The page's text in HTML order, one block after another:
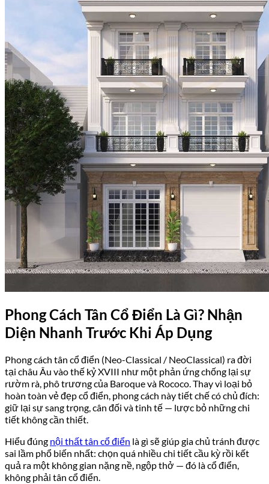
Phong Cách Tân Cổ Điển Là Gì? Nhận
Diện Nhanh Trước Khi Áp Dụng
Phong cách tân cổ điển (Neo-Classical / NeoClassical) ra đời
tại châu Âu vào thế kỷ XVIII như một phản ứng chống lại sự
rườm rà, phô trương của Baroque và Rococo. Thay vì loại bỏ
hoàn toàn vẻ đẹp cổ điển, phong cách này tiết chế có chủ đích:
giữ lại sự sang trọng, cân đối và tinh tế — lược bỏ những chi
tiết không cần thiết.
Hiểu đúng nội thất tân cổ điển là gì sẽ giúp gia chủ tránh được
sai lầm phổ biến nhất: chọn quá nhiều chi tiết cầu kỳ rồi kết
quả ra một không gian nặng nề, ngộp thở — đó là cổ điển,
không phải tân cổ điển.